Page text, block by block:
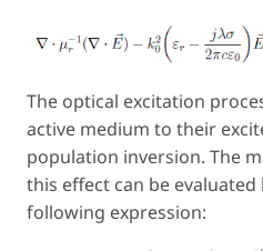
The optical excitation
active medium to their
population inversion. The
this effect can be
following expression: